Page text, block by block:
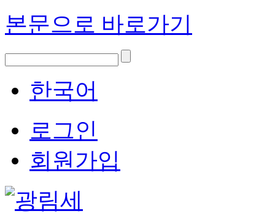
본문으로 바로가기
한국어
로그인
회원가입